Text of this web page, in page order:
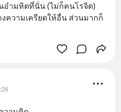
อำมหิตที่นั่น (ไม่ก็คนโรจิต)
ความเครียดให้อื่น ส่วนมากก็